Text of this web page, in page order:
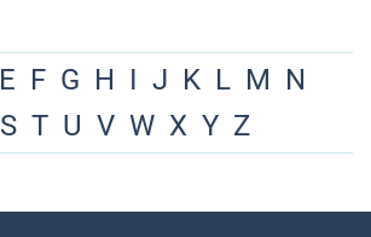
E F G H I J K L M N
S T U V W X Y Z